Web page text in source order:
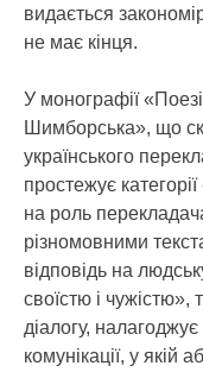
видається
не має кінця.
У монографії
Шимборська», що
українського
простежує
на роль
різномовними
відповідь на
своїстю і
діалогу,
комунікації, у якій